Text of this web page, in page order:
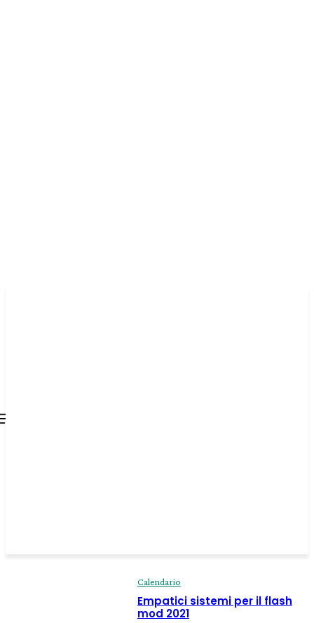
Calendario
Empatici sistemi per il flash
mod 2021